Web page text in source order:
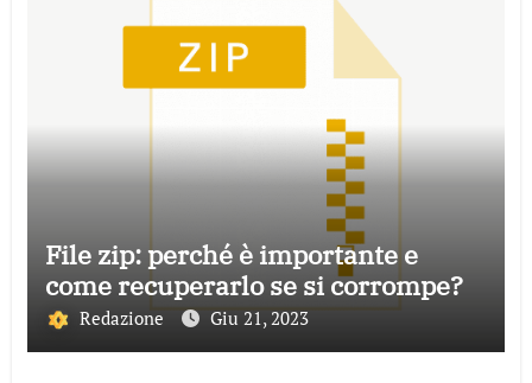
File zip: perché è importante e
come recuperarlo se si corrompe?
Redazione Giu 21, 2023